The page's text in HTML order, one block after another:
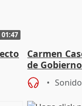
01:47
Carmen
de
de Pérez de